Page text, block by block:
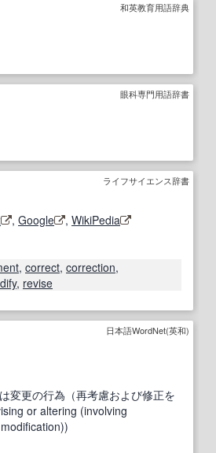
和英教育用語辞典
眼科専門用語辞書
ライフサイエンス辞書
, Google , WikiPedia
, correct, correction,
, revise
日本語WordNet(英和)
変更の行為（再考慮および修正を
or altering (involving